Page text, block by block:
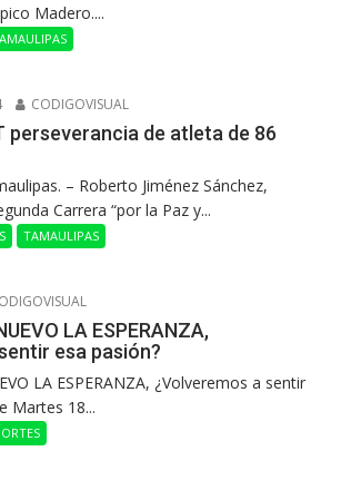
Madero....
CODIGOVISUAL
perseverancia de atleta de 86
– Roberto Jiménez Sánchez,
Carrera “por la Paz y...
TAMAULIPAS
LA ESPERANZA,
esa pasión?
LA ESPERANZA, ¿Volveremos a sentir
Martes 18...